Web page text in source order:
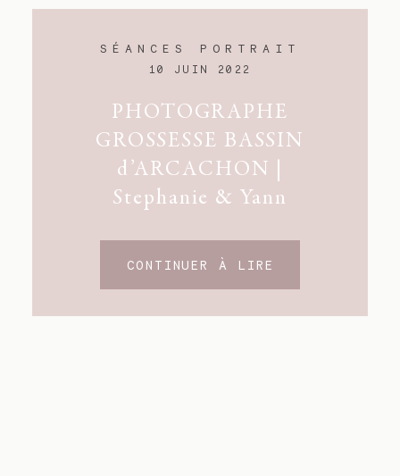
SÉANCES PORTRAIT
10 JUIN 2022
PHOTOGRAPHE
GROSSESSE BASSIN
d’ARCACHON |
Stephanie & Yann
CONTINUER À LIRE